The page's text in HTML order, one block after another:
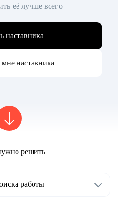
её лучше всего
наставника
наставника
решить
работы